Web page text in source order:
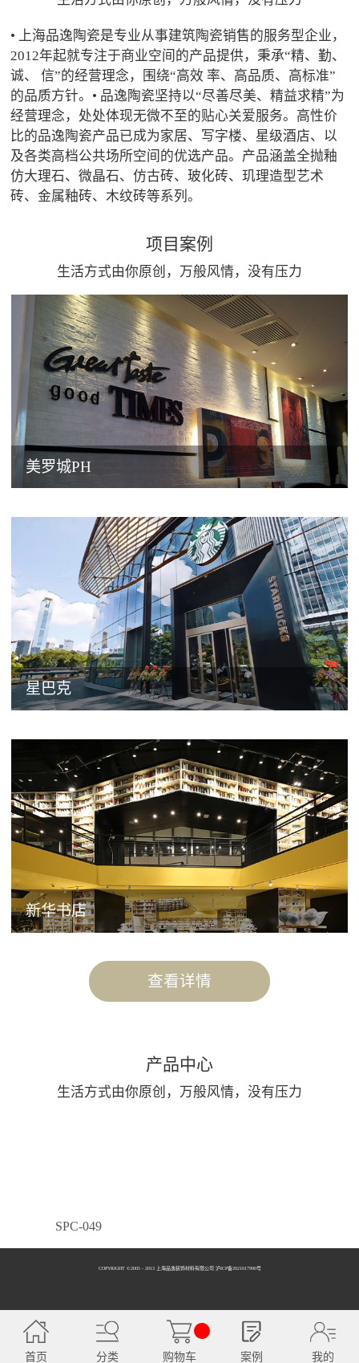
• 上海品逸陶瓷是专业从事建筑陶瓷销售的服务型企业，
2012年起就专注于商业空间的产品提供，秉承“精、勤、
诚、 信”的经营理念，围绕“高效 率、高品质、高标准”
的品质方针。• 品逸陶瓷坚持以“尽善尽美、精益求精”为
经营理念，处处体现无微不至的贴心关爱服务。高性价
比的品逸陶瓷产品已成为家居、写字楼、星级酒店、以
及各类高档公共场所空间的优选产品。产品涵盖全抛釉
仿大理石、微晶石、仿古砖、玻化砖、玑理造型艺术
砖、金属釉砖、木纹砖等系列。
项目案例
生活方式由你原创，万般风情，没有压力
美罗城PH
星巴克
新华书店
查看详情
产品中心
生活方式由你原创，万般风情，没有压力
SPC-049
SPC-050
COPYRIGHT ©2005 - 2013 上海品逸装饰材料有限公司 泸ICP备2021017990号
首页 分类 购物车 案例 我的